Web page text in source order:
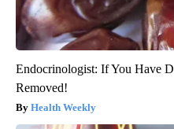
Endocrinologist: If You Have
Removed!
Health Weekly